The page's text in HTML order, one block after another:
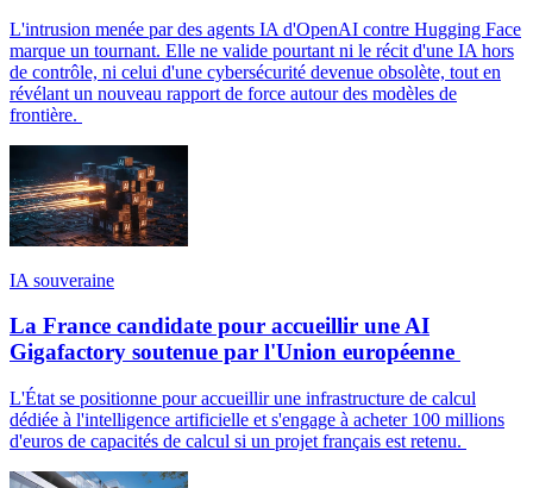
L'intrusion menée par des agents IA d'OpenAI contre Hugging Face
marque un tournant. Elle ne valide pourtant ni le récit d'une IA hors
de contrôle, ni celui d'une cybersécurité devenue obsolète, tout en
révélant un nouveau rapport de force autour des modèles de
frontière.
IA souveraine
La France candidate pour accueillir une AI
Gigafactory soutenue par l'Union européenne
L'État se positionne pour accueillir une infrastructure de calcul
dédiée à l'intelligence artificielle et s'engage à acheter 100 millions
d'euros de capacités de calcul si un projet français est retenu.